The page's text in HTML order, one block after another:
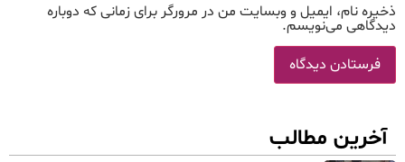
ذخیره نام، ایمیل و وبسایت من در مرورگر برای زمانی که دوباره
دیدگاهی می‌نویسم.
آخرین مطالب